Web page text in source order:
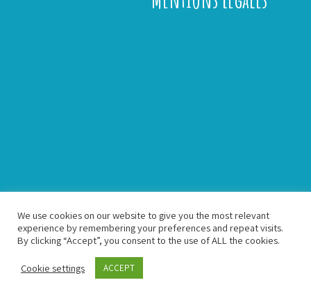
Association Puzzle - Proudly Powered by WordPress
Theme by Grace Themes
We use cookies on our website to give you the most relevant
experience by remembering your preferences and repeat visits.
By clicking “Accept”, you consent to the use of ALL the cookies.
Cookie settings ACCEPT